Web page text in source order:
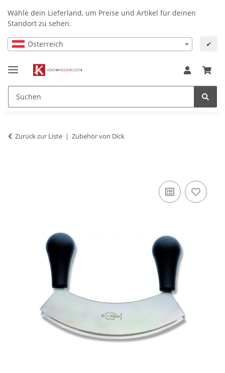
Wähle dein Lieferland, um Preise und Artikel für deinen
Standort zu sehen.
Österreich ✔
Zurück zur Liste Zubehör von Dick